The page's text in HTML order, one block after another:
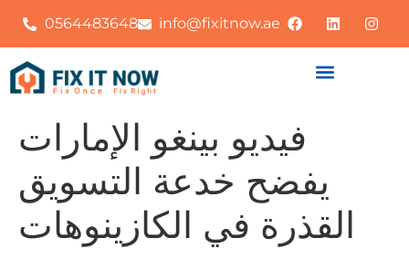
0564483648 info@fixitnow.ae
فيديو بينغو الإمارات
يفضح خدعة التسويق
القذرة في الكازينوهات